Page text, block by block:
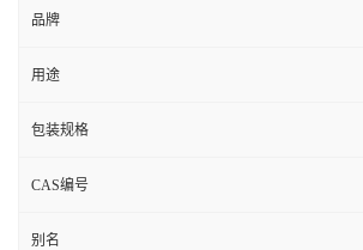
品牌
用途
包装规格
CAS编号
别名